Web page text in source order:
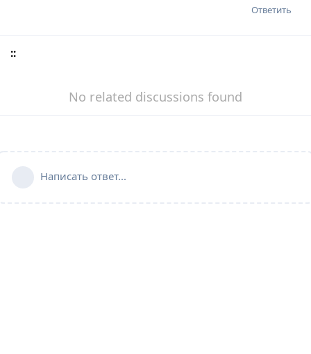
Ответить
::
No related discussions found
Написать ответ...